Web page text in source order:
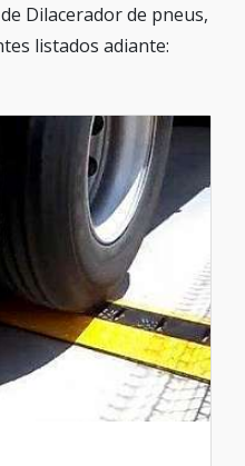
Dilacerador de pneus,
listados adiante: